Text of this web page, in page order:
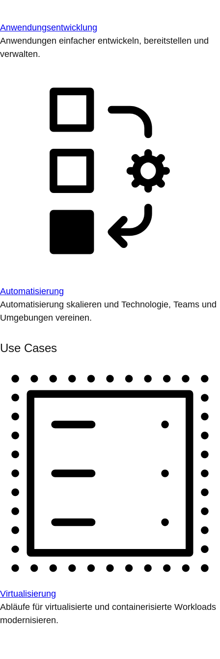
Anwendungsentwicklung
Anwendungen einfacher entwickeln, bereitstellen und
verwalten.
Automatisierung
Automatisierung skalieren und Technologie, Teams und
Umgebungen vereinen.
Use Cases
Virtualisierung
Abläufe für virtualisierte und containerisierte Workloads
modernisieren.